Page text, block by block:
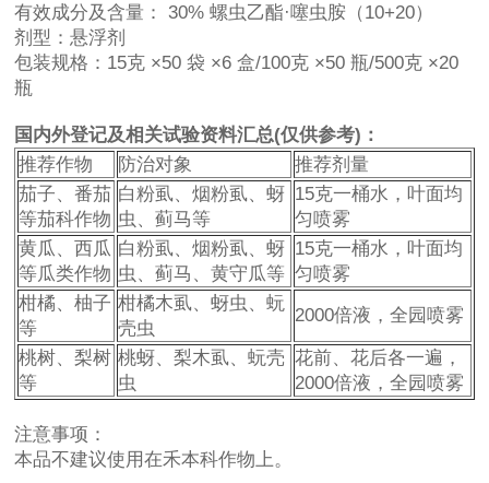
有效成分及含量： 30% 螺虫乙酯·噻虫胺（10+20）
剂型：悬浮剂
包装规格：15克 ×50 袋 ×6 盒/100克 ×50 瓶/500克 ×20
瓶
国内外登记及相关试验资料汇总(仅供参考)：
推荐作物
防治对象
推荐剂量
茄子、番茄
等茄科作物
白粉虱、烟粉虱、蚜
虫、蓟马等
15克一桶水，叶面均
匀喷雾
黄瓜、西瓜
等瓜类作物
白粉虱、烟粉虱、蚜
虫、蓟马、黄守瓜等
15克一桶水，叶面均
匀喷雾
柑橘、柚子
等
柑橘木虱、蚜虫、蚖
壳虫
2000倍液，全园喷雾
桃树、梨树
等
桃蚜、梨木虱、蚖壳
虫
花前、花后各一遍，
2000倍液，全园喷雾
注意事项：
本品不建议使用在禾本科作物上。